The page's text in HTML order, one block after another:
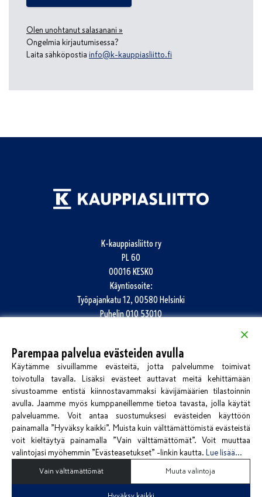
Olen unohtanut salasanani »
Ongelmia kirjautumisessa?
Laita sähköpostia info@k-kauppiasliitto.fi
K-kauppiasliitto ry
PL 60
00016 KESKO
Käyntiosoite:
Työpajankatu 12, 00580 Helsinki
Puhelin010 53010
Katso kaikki yhteystiedot
Jätä palautetta
Kirjaudu Kauppiassivuille
Parempaa palvelua evästeiden avulla
Käytämme sivuillamme evästeitä, jotta palvelumme toimivat
toivotulla tavalla. Lisäksi evästeet auttavat meitä kehittämään
sivustoamme entistä kiinnostavammaksi kävijämäärien tilastoinnin
avulla. Jaamme myös kumppaneillemme tietoa tavasta, jolla käytät
palveluamme. Voit antaa suostumuksesi evästeiden käyttöön
painamalla ”Hyväksy kaikki”. Muista kuin välttämättömistä evästeistä
voit kieltäytyä painamalla ”Vain välttämättömät”. Voit muuttaa
valintojasi myöhemmin ”Evästeasetukset” -linkin kautta. Lue lisää...
Vain välttämättömät Muuta valintoja